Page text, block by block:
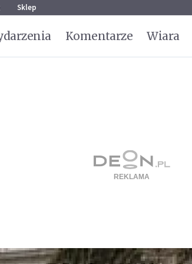
Sklep
Komentarze Wiara